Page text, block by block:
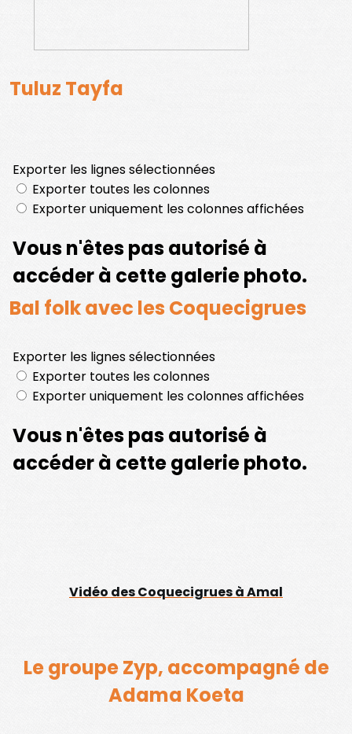
Tuluz Tayfa
Bal folk avec les Coquecigrues
Vidéo des Coquecigrues à Amal
Le groupe Zyp, accompagné de
Adama Koeta